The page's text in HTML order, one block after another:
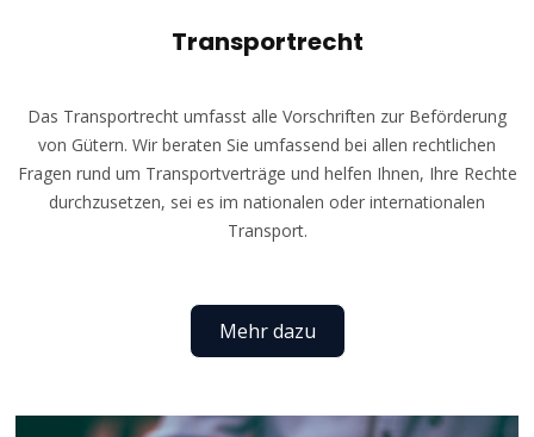
Transportrecht
Das Transportrecht umfasst alle Vorschriften zur Beförderung
von Gütern. Wir beraten Sie umfassend bei allen rechtlichen
Fragen rund um Transportverträge und helfen Ihnen, Ihre Rechte
durchzusetzen, sei es im nationalen oder internationalen
Transport.
Mehr dazu